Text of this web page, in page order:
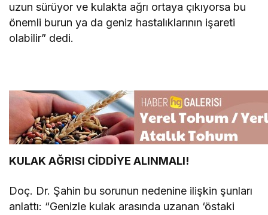
uzun sürüyor ve kulakta ağrı ortaya çıkıyorsa bu
önemli burun ya da geniz hastalıklarının işareti
olabilir” dedi.
KULAK AĞRISI CİDDİYE ALINMALI!
Doç. Dr. Şahin bu sorunun nedenine ilişkin şunları
anlattı: “Genizle kulak arasında uzanan ‘östaki